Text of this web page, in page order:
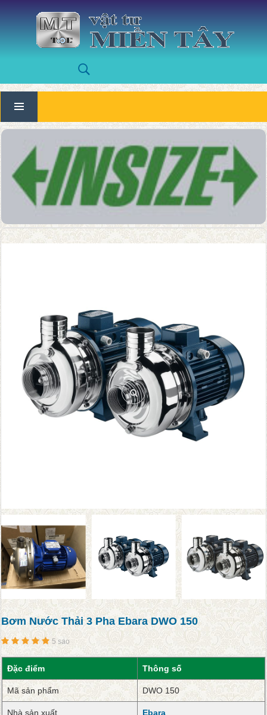
Bơm Nước Thải 3 Pha Ebara DWO 150
5 sao
Đặc điểm Thông số
Mã sản phẩm DWO 150
Nhà sản xuất Ebara